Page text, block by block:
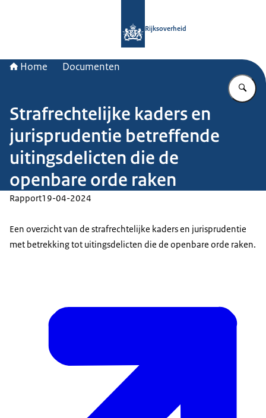
Rijksoverheid
Home Documenten
Strafrechtelijke kaders en
jurisprudentie betreffende
uitingsdelicten die de
openbare orde raken
Rapport19-04-2024
Een overzicht van de strafrechtelijke kaders en jurisprudentie
met betrekking tot uitingsdelicten die de openbare orde raken.